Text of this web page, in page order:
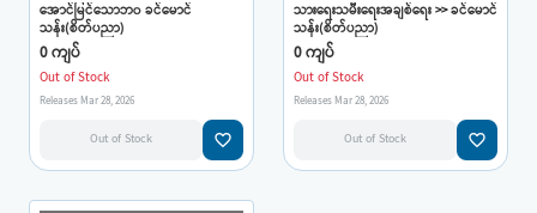
အောင်မြင်သောဘ၀ ခင်မောင်
သန်း(စိတ်ပညာ)
0 ကျပ်
Out of Stock
Releases Mar 28, 2026
Out of Stock favorite_border
သားရေးသမီးရေးအချစ်ရေး >> ခင်မောင်
သန်း(စိတ်ပညာ)
0 ကျပ်
Out of Stock
Releases Mar 28, 2026
Out of Stock favorite_border